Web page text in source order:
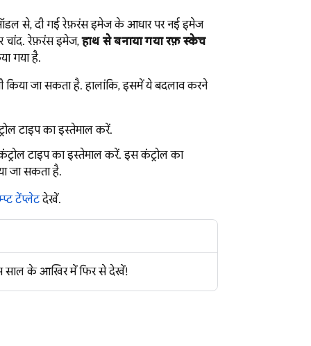
से, दी गई रेफ़रंस इमेज के आधार पर नई इमेज
चांद. रेफ़रंस इमेज,हाथ से बनाया गया रफ़ स्केच
गया है.
किया जा सकता है. हालांकि, इसमें ये बदलाव करने
टाइप का इस्तेमाल करें.
टाइप का इस्तेमाल करें. इस कंट्रोल का
जा सकता है.
टेंप्लेटदेखें.
साल के आखिर में फिर से देखें!